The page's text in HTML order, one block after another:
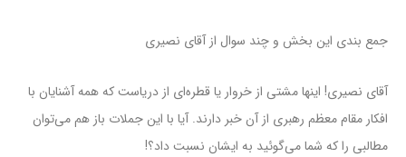
جمع بندی این بخش و چند سوال از آقای نصیری
آقای نصیری! اینها مشتی از خروار یا قطره‌ای از دریاست که همه آشنایان با
افکار مقام معظم رهبری از آن خبر دارند. آیا با این جملات باز هم می‌توان
مطالبی را که شما می‌گوئید به ایشان نسبت داد؟!